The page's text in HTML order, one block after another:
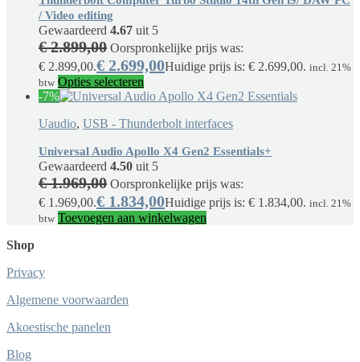
/ Video editing
Gewaardeerd 4.67 uit 5
€2.899,00 Oorspronkelijke prijs was:
€ 2.899,00.€ 2.699,00Huidige prijs is: € 2.699,00. incl. 21%
btw Opties selecteren
-7%
Uaudio, USB - Thunderbolt interfaces
Universal Audio Apollo X4 Gen2 Essentials+
Gewaardeerd 4.50 uit 5
€1.969,00 Oorspronkelijke prijs was:
€ 1.969,00.€ 1.834,00Huidige prijs is: € 1.834,00. incl. 21%
btw Toevoegen aan winkelwagen
Shop
Privacy
Algemene voorwaarden
Akoestische panelen
Blog